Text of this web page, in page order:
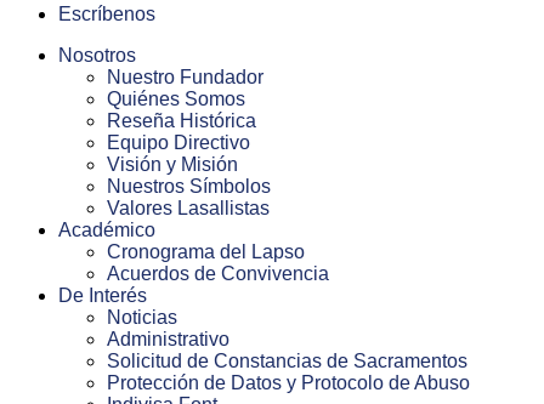
Escríbenos
Nosotros
Nuestro Fundador
Quiénes Somos
Reseña Histórica
Equipo Directivo
Visión y Misión
Nuestros Símbolos
Valores Lasallistas
Académico
Cronograma del Lapso
Acuerdos de Convivencia
De Interés
Noticias
Administrativo
Solicitud de Constancias de Sacramentos
Protección de Datos y Protocolo de Abuso